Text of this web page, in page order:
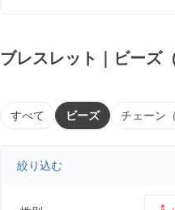
ブレスレット｜ビーズ
すべて ビーズ チェーン（
絞り込む